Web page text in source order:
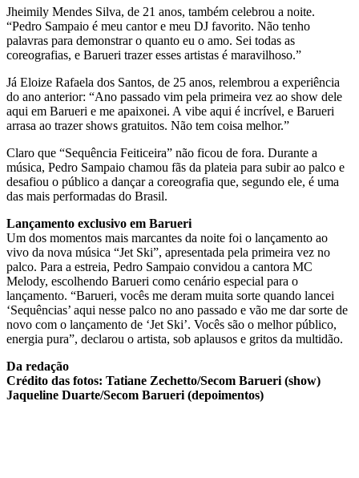
Jheimily Mendes Silva, de 21 anos, também celebrou a noite.
“Pedro Sampaio é meu cantor e meu DJ favorito. Não tenho
palavras para demonstrar o quanto eu o amo. Sei todas as
coreografias, e Barueri trazer esses artistas é maravilhoso.”
Já Eloize Rafaela dos Santos, de 25 anos, relembrou a experiência
do ano anterior: “Ano passado vim pela primeira vez ao show dele
aqui em Barueri e me apaixonei. A vibe aqui é incrível, e Barueri
arrasa ao trazer shows gratuitos. Não tem coisa melhor.”
Claro que “Sequência Feiticeira” não ficou de fora. Durante a
música, Pedro Sampaio chamou fãs da plateia para subir ao palco e
desafiou o público a dançar a coreografia que, segundo ele, é uma
das mais performadas do Brasil.
Lançamento exclusivo em Barueri
Um dos momentos mais marcantes da noite foi o lançamento ao
vivo da nova música “Jet Ski”, apresentada pela primeira vez no
palco. Para a estreia, Pedro Sampaio convidou a cantora MC
Melody, escolhendo Barueri como cenário especial para o
lançamento. “Barueri, vocês me deram muita sorte quando lancei
‘Sequências’ aqui nesse palco no ano passado e vão me dar sorte de
novo com o lançamento de ‘Jet Ski’. Vocês são o melhor público,
energia pura”, declarou o artista, sob aplausos e gritos da multidão.
Da redação
Crédito das fotos: Tatiane Zechetto/Secom Barueri (show)
Jaqueline Duarte/Secom Barueri (depoimentos)